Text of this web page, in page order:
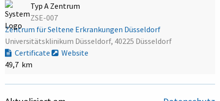
Typ A Zentrum
ZSE-007
Zentrum für Seltene Erkrankungen Düsseldorf
Universitätsklinikum Düsseldorf, 40225 Düsseldorf
Certificate
Website
49,7 km